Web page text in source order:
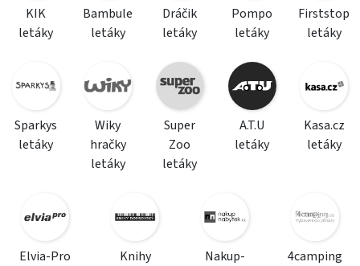
KIK
letáky
Bambule
letáky
Dráčik
letáky
Pompo
letáky
Firststop
letáky
Sparkys
letáky
Wiky
hračky
letáky
Super
Zoo
letáky
A.T.U
letáky
Kasa.cz
letáky
Elvia-Pro
Knihy
Nakup-
4camping